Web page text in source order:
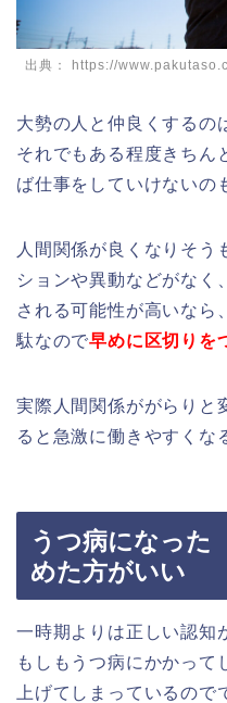
出典： https://
大勢の人と仲良くするの
それでもある程度きちん
ば仕事をしていけないの
人間関係が良くなりそう
ションや異動などがなく
される可能性が高いなら
駄なので早めに区切りを
実際人間関係ががらりと
ると急激に働きやすくな
うつ病になった
めた方がいい
一時期よりは正しい認知
もしもうつ病にかかって
上げてしまっているの